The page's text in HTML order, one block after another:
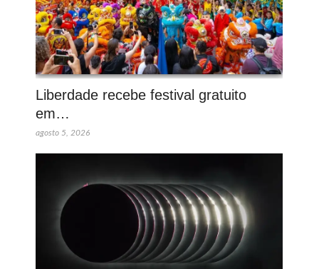
Liberdade recebe festival gratuito
em…
agosto 5, 2026